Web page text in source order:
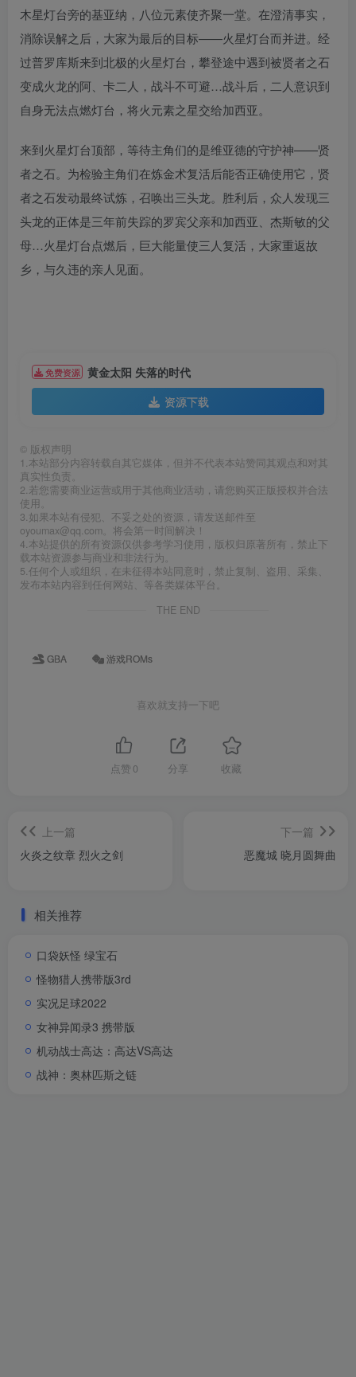
木星灯台旁的基亚纳，八位元素使齐聚一堂。在澄清事实，
消除误解之后，大家为最后的目标——火星灯台而并进。经
过普罗库斯来到北极的火星灯台，攀登途中遇到被贤者之石
变成火龙的阿、卡二人，战斗不可避…战斗后，二人意识到
自身无法点燃灯台，将火元素之星交给加西亚。
来到火星灯台顶部，等待主角们的是维亚德的守护神——贤
者之石。为检验主角们在炼金术复活后能否正确使用它，贤
者之石发动最终试炼，召唤出三头龙。胜利后，众人发现三
头龙的正体是三年前失踪的罗宾父亲和加西亚、杰斯敏的父
母…火星灯台点燃后，巨大能量使三人复活，大家重返故
乡，与久违的亲人见面。
免费资源 黄金太阳 失落的时代
资源下载
© 版权声明
1.本站部分内容转载自其它媒体，但并不代表本站赞同其观点和对其
真实性负责。
2.若您需要商业运营或用于其他商业活动，请您购买正版授权并合法
使用。
3.如果本站有侵犯、不妥之处的资源，请发送邮件至
oyoumax@qq.com。将会第一时间解决！
4.本站提供的所有资源仅供参考学习使用，版权归原著所有，禁止下
载本站资源参与商业和非法行为。
5.任何个人或组织，在未征得本站同意时，禁止复制、盗用、采集、
发布本站内容到任何网站、等各类媒体平台。
THE END
GBA 游戏ROMs
喜欢就支持一下吧
点赞 0 分享 收藏
上一篇
火炎之纹章 烈火之剑
下一篇
恶魔城 晓月圆舞曲
相关推荐
口袋妖怪 绿宝石
怪物猎人携带版3rd
实况足球2022
女神异闻录3 携带版
机动战士高达：高达VS高达
战神：奥林匹斯之链